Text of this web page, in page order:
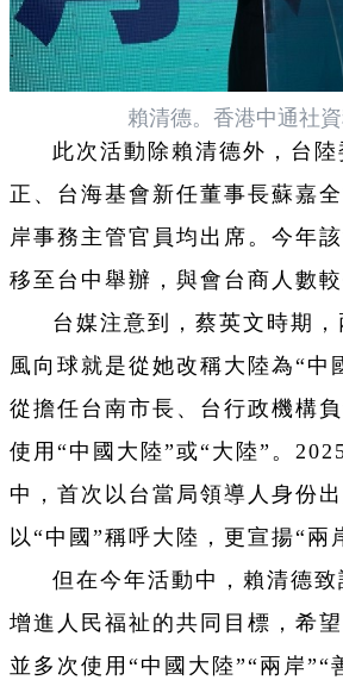
賴清德。香港中通社
此次活動除賴清德外，台
正、台海基會新任董事長蘇嘉
岸事務主管官員均出席。今年
移至台中舉辦，與會台商人數較
台媒注意到，蔡英文時期
風向球就是從她改稱大陸為“中
從擔任台南市長、台行政機構
使用“中國大陸”或“大陸”。
中，首次以台當局領導人身份
以“中國”稱呼大陸，更宣揚“兩
但在今年活動中，賴清德
增進人民福祉的共同目標，希
並多次使用“中國大陸”“兩岸”“